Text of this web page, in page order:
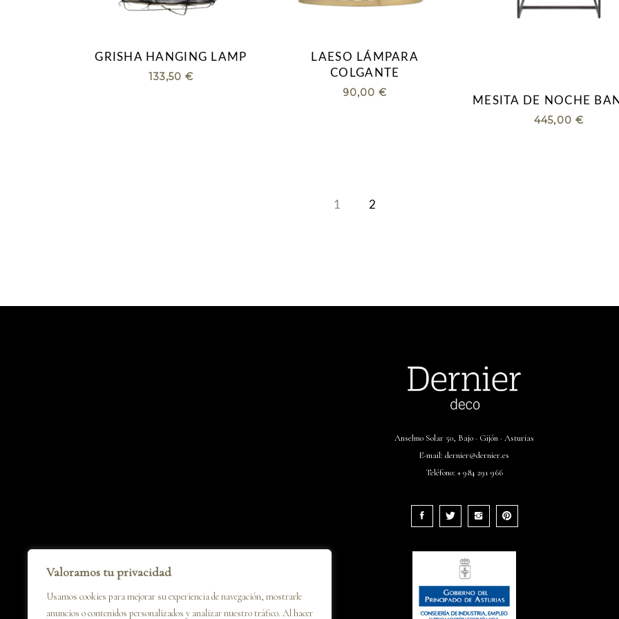
Valoramos tu privacidad
Usamos cookies para mejorar su experiencia de navegación, mostrarle
anuncios o contenidos personalizados y analizar nuestro tráfico. Al hacer
GRISHA HANGING LAMP
133,50€
LAESO LÁMPARA
COLGANTE
90,00€
MESITA DE NOCHE
445,00 €
1 2
Anselmo Solar 50, Bajo · Gijón · Asturias
E-mail:dernier@dernier.es
Teléfono: + 984 291 966